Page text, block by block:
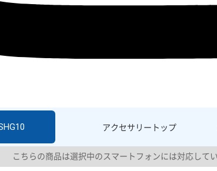
アクセサリー トップ
こちらの商品は選択中のスマートフォンには対応してい